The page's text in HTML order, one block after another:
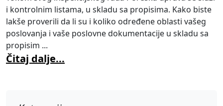
i kontrolnim listama, u skladu sa propisima. Kako biste
lakše proverili da li su i koliko određene oblasti vašeg
poslovanja i vaše poslovne dokumentacije u skladu sa
propisim ...
Čitaj dalje...